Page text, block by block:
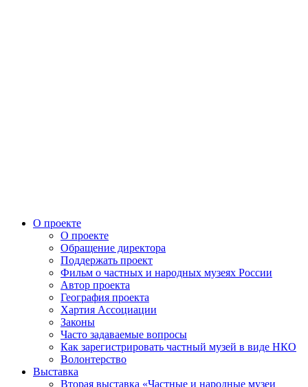
О проекте
О проекте
Обращение директора
Поддержать проект
Фильм о частных и народных музеях России
Автор проекта
География проекта
Хартия Ассоциации
Законы
Часто задаваемые вопросы
Как зарегистрировать частный музей в виде НКО
Волонтерство
Выставка
Вторая выставка «Частные и народные музеи